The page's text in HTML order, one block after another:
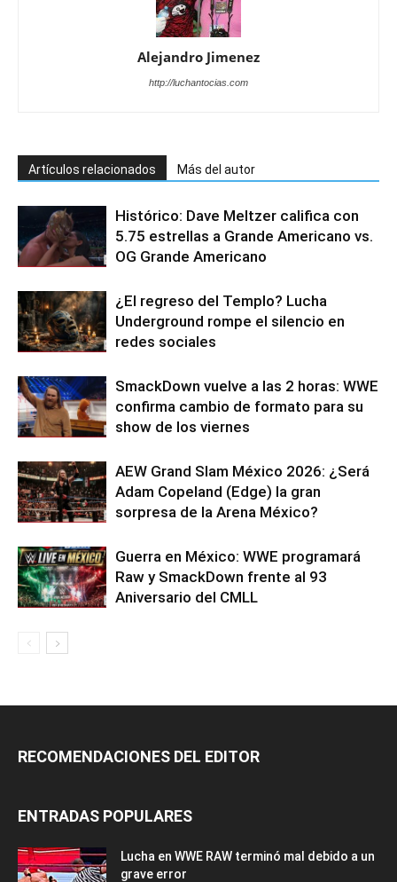
Alejandro Jimenez
http://luchantocias.com
Artículos relacionados Más del autor
Histórico: Dave Meltzer califica con
5.75 estrellas a Grande Americano vs.
OG Grande Americano
¿El regreso del Templo? Lucha
Underground rompe el silencio en
redes sociales
SmackDown vuelve a las 2 horas: WWE
confirma cambio de formato para su
show de los viernes
AEW Grand Slam México 2026: ¿Será
Adam Copeland (Edge) la gran
sorpresa de la Arena México?
Guerra en México: WWE programará
Raw y SmackDown frente al 93
Aniversario del CMLL
RECOMENDACIONES DEL EDITOR
ENTRADAS POPULARES
Lucha en WWE RAW terminó mal debido a un
grave error